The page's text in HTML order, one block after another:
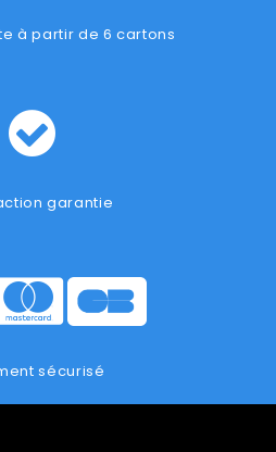
à partir de 6 cartons
garantie
sécurisé